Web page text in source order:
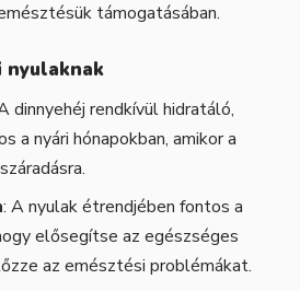
támogatásában.
nyulaknak
dinnyehéj rendkívül hidratáló,
a nyári hónapokban, amikor a
: A nyulak étrendjében fontos a
elősegítse az egészséges
az emésztési problémákat.